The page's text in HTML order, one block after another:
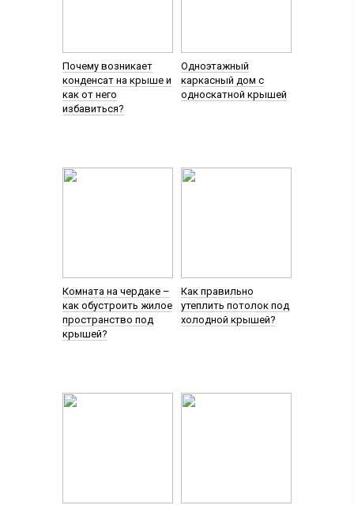
Почему возникает
конденсат на крыше и
как от него
избавиться?
Одноэтажный
каркасный дом с
односкатной крышей
Комната на чердаке –
как обустроить жилое
пространство под
крышей?
Как правильно
утеплить потолок под
холодной крышей?